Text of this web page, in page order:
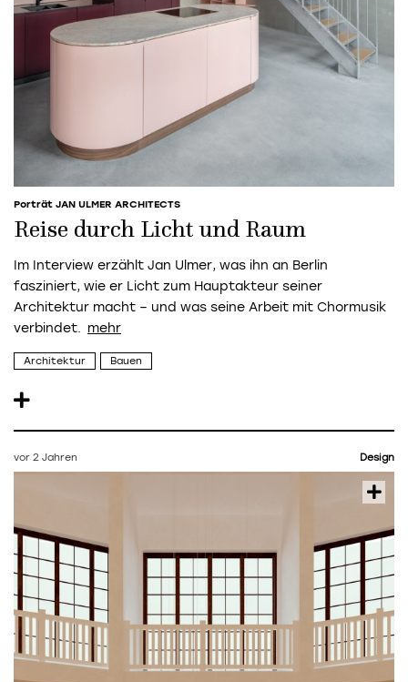
Porträt JAN ULMER ARCHITECTS
Reise durch Licht und Raum
Im Interview erzählt Jan Ulmer, was ihn an Berlin
fasziniert, wie er Licht zum Hauptakteur seiner
Architektur macht – und was seine Arbeit mit Chormusik
verbindet.
Architektur Bauen
vor 2 Jahren Design